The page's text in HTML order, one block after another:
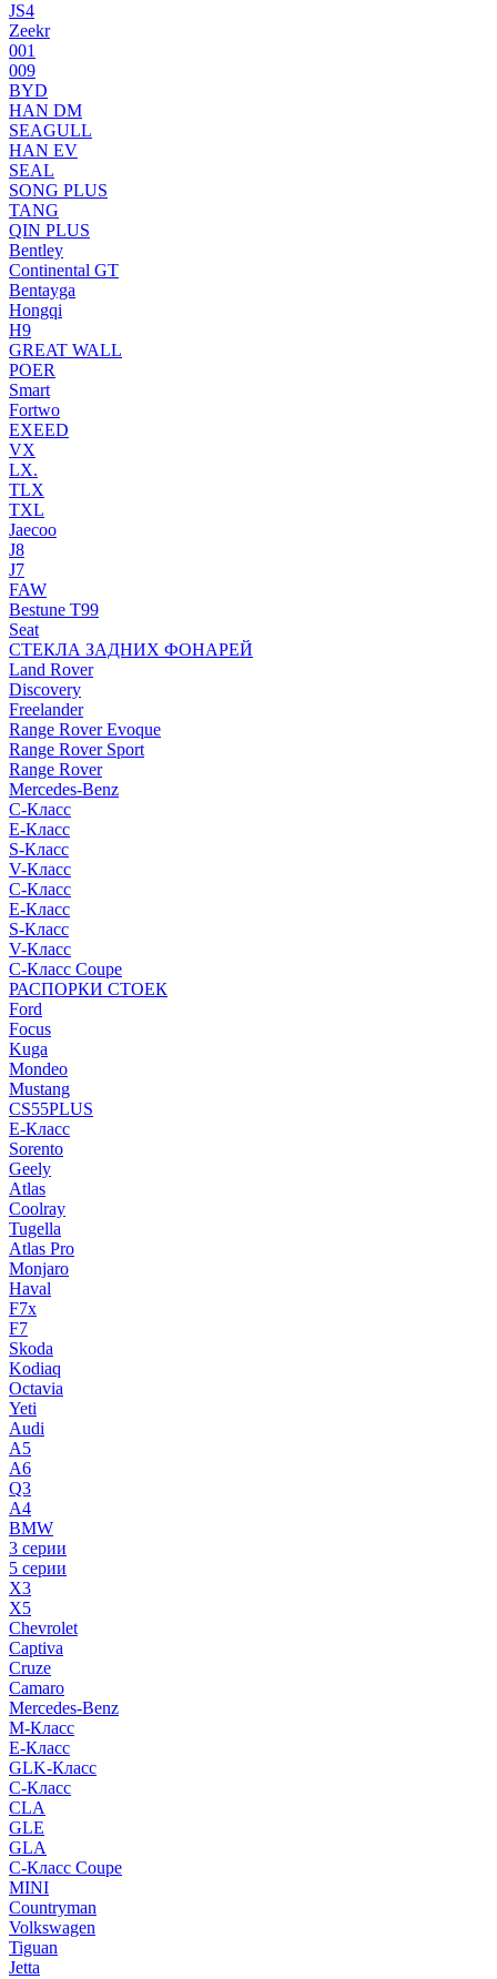
JS4
Zeekr
001
009
BYD
HAN DM
SEAGULL
HAN EV
SEAL
SONG PLUS
TANG
QIN PLUS
Bentley
Continental GT
Bentayga
Hongqi
H9
GREAT WALL
POER
Smart
Fortwo
EXEED
VX
LX.
TLX
TXL
Jaecoo
J8
J7
FAW
Bestune T99
Seat
СТЕКЛА ЗАДНИХ ФОНАРЕЙ
Land Rover
Discovery
Freelander
Range Rover Evoque
Range Rover Sport
Range Rover
Mercedes-Benz
C-Класс
E-Класс
S-Класс
V-Класс
C-Класс
E-Класс
S-Класс
V-Класс
C-Класс Coupe
РАСПОРКИ СТОЕК
Ford
Focus
Kuga
Mondeo
Mustang
CS55PLUS
E-Класс
Sorento
Geely
Atlas
Coolray
Tugella
Atlas Pro
Monjaro
Haval
F7x
F7
Skoda
Kodiaq
Octavia
Yeti
Audi
A5
A6
Q3
A4
BMW
3 серии
5 серии
X3
X5
Chevrolet
Captiva
Cruze
Camaro
Mercedes-Benz
M-Класс
E-Класс
GLK-Класс
C-Класс
CLA
GLE
GLA
C-Класс Coupe
MINI
Countryman
Volkswagen
Tiguan
Jetta